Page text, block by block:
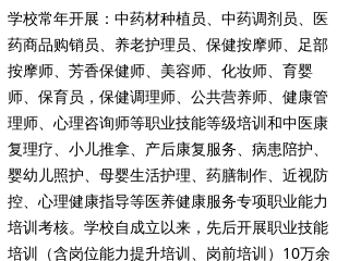
学校常年开展：中药材种植员、中药调剂员、医
药商品购销员、养老护理员、保健按摩师、足部
按摩师、芳香保健师、美容师、化妆师、育婴
师、保育员，保健调理师、公共营养师、健康管
理师、心理咨询师等职业技能等级培训和中医康
复理疗、小儿推拿、产后康复服务、病患陪护、
婴幼儿照护、母婴生活护理、药膳制作、近视防
控、心理健康指导等医养健康服务专项职业能力
培训考核。学校自成立以来，先后开展职业技能
培训（含岗位能力提升培训、岗前培训）10万余